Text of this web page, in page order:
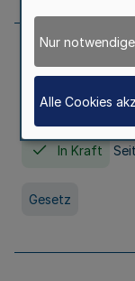
Gesetz
Nordrhein-
HG)
In Kraft
Gesetz
Nur
Alle Cookies